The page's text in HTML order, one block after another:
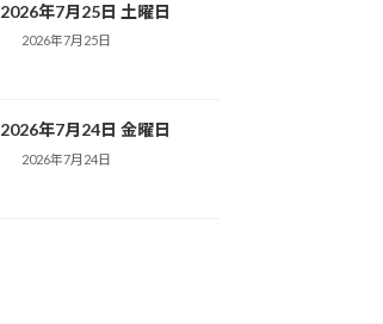
2026年7月25日 土曜日
2026年7月25日
2026年7月24日 金曜日
2026年7月24日